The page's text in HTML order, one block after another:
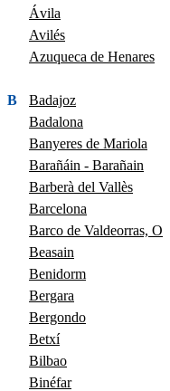
Ávila
Avilés
Azuqueca de Henares
B
Badajoz
Badalona
Banyeres de Mariola
Barañáin - Barañain
Barberà del Vallès
Barcelona
Barco de Valdeorras, O
Beasain
Benidorm
Bergara
Bergondo
Betxí
Bilbao
Binéfar